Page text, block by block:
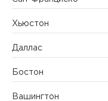
Хьюстон
Даллас
Бостон
Вашингтон